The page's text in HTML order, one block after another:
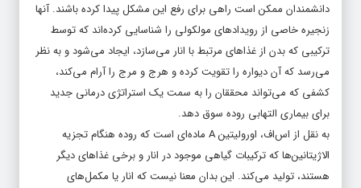
دانشمندان ممکن است راهی برای رفع این مشکل پیدا کرده باشند. آنها
زنجیره خاصی از رویدادهای مولکولی را شناسایی کرده‌اند که توسط
ترکیبی که بدن از غذاهای مرتبط با انار می‌سازد، ایجاد می‌شود و به نظر
می‌رسد که آن دیواره را تقویت کرده و هرج و مرج را آرام می‌کند،
کشفی که می‌تواند محققان را به سمت یک استراتژی درمانی جدید
برای بیماری التهابی روده سوق دهد.
به نقل از اس‌اف، اورولیتین A ماده‌ای است که روده هنگام تجزیه
الاژیتانین‌ها که ترکیبات گیاهی موجود در انار و برخی غذاهای دیگر
هستند، تولید می‌کند. این بدان معنا نیست که انار یا مکمل‌های